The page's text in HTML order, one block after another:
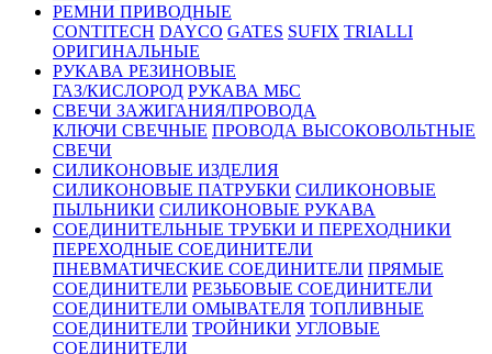
РЕМНИ ПРИВОДНЫЕ
CONTITECH DAYCO GATES SUFIX TRIALLI
ОРИГИНАЛЬНЫЕ
РУКАВА РЕЗИНОВЫЕ
ГАЗ/КИСЛОРОД РУКАВА МБС
СВЕЧИ ЗАЖИГАНИЯ/ПРОВОДА
КЛЮЧИ СВЕЧНЫЕ ПРОВОДА ВЫСОКОВОЛЬТНЫЕ
СВЕЧИ
СИЛИКОНОВЫЕ ИЗДЕЛИЯ
СИЛИКОНОВЫЕ ПАТРУБКИ СИЛИКОНОВЫЕ
ПЫЛЬНИКИ СИЛИКОНОВЫЕ РУКАВА
СОЕДИНИТЕЛЬНЫЕ ТРУБКИ И ПЕРЕХОДНИКИ
ПЕРЕХОДНЫЕ СОЕДИНИТЕЛИ
ПНЕВМАТИЧЕСКИЕ СОЕДИНИТЕЛИ ПРЯМЫЕ
СОЕДИНИТЕЛИ РЕЗЬБОВЫЕ СОЕДИНИТЕЛИ
СОЕДИНИТЕЛИ ОМЫВАТЕЛЯ ТОПЛИВНЫЕ
СОЕДИНИТЕЛИ ТРОЙНИКИ УГЛОВЫЕ
СОЕДИНИТЕЛИ